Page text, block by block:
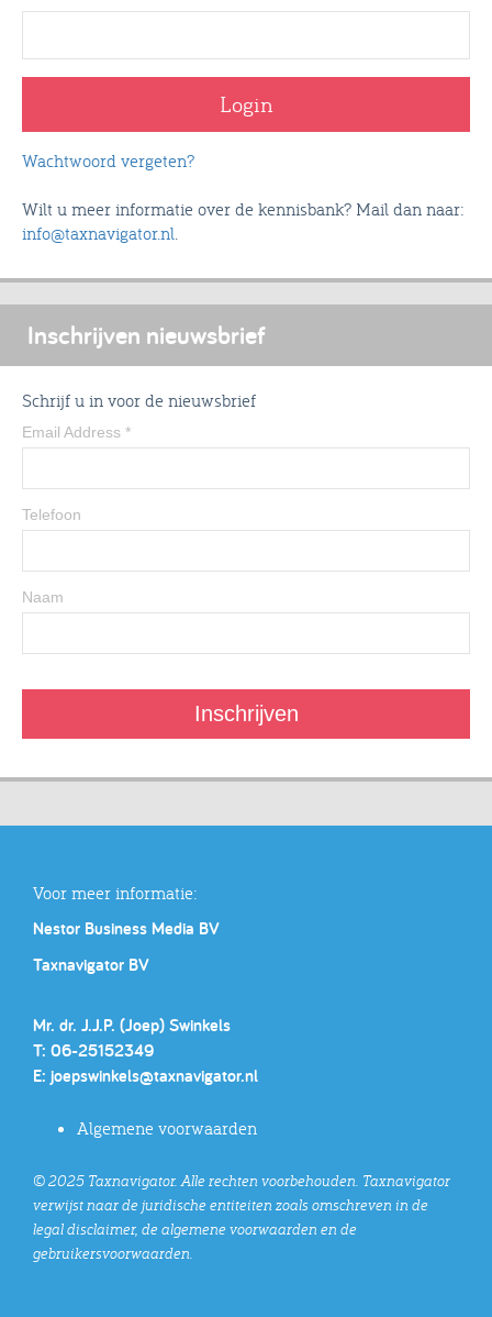
Wachtwoord vergeten?
Wilt u meer informatie over de kennisbank? Mail dan naar:
info@taxnavigator.nl
Inschrijven nieuwsbrief
Schrijf u in voor de nieuwsbrief
Email Address *
Telefoon
Naam
Voor meer informatie:
Nestor Business Media BV
Taxnavigator BV
Mr. dr. J.J.P. (Joep) Swinkels
T: 06-25152349
E: joepswinkels@taxnavigator.nl
Algemene voorwaarden
© 2025 Taxnavigator. Alle rechten voorbehouden. Taxnavigator
verwijst naar de juridische entiteiten zoals omschreven in de
legal disclaimer, de algemene voorwaarden en de
gebruikersvoorwaarden.